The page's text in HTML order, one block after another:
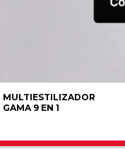
MULTIESTILIZADOR
GAMA 9 EN 1